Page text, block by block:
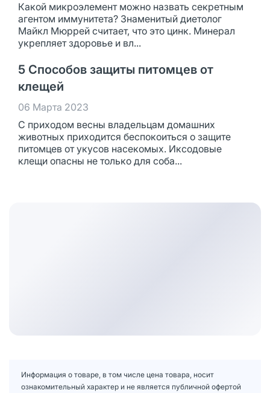
Какой микроэлемент можно назвать секретным
агентом иммунитета? Знаменитый диетолог
Майкл Мюррей считает, что это цинк. Минерал
укрепляет здоровье и вл...
5 Способов защиты питомцев от
клещей
06 Марта 2023
С приходом весны владельцам домашних
животных приходится беспокоиться о защите
питомцев от укусов насекомых. Иксодовые
клещи опасны не только для соба...
Информация о товаре, в том числе цена товара, носит
ознакомительный характер и не является публичной офертой